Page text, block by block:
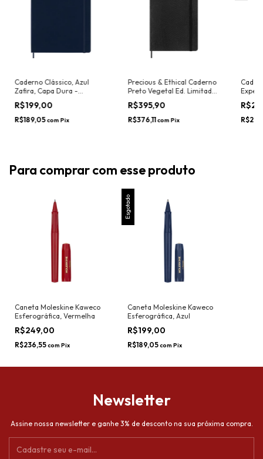
Caderno Clássico, Azul
Zafira, Capa Dura -
Moleskine
R$199,00
R$189,05com Pix
Precious & Ethical Caderno
Preto Vegetal Ed. Limitada
- Moleskine
R$395,90
R$376,11com Pix
Dura,
Para comprar com esse produto
Caneta Moleskine Kaweco
Esferográfica, Vermelha
R$249,00
R$236,55com Pix
Esgotado
Caneta Moleskine Kaweco
Esferográfica, Azul
R$199,00
R$189,05com Pix
Newsletter
Assine nossa newsletter e ganhe 3% de desconto na sua próxima compra.